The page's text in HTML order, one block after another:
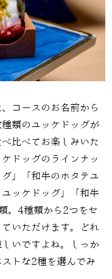
コースのお名前から
類のユッケドッグが
比べてお楽しみいた
ドッグのラインナッ
」「和牛のホタテユ
ッケドッグ」「和牛
。4種類から2つをセ
いただけます。どれ
いですよね。しっか
トな2種を選んでみ